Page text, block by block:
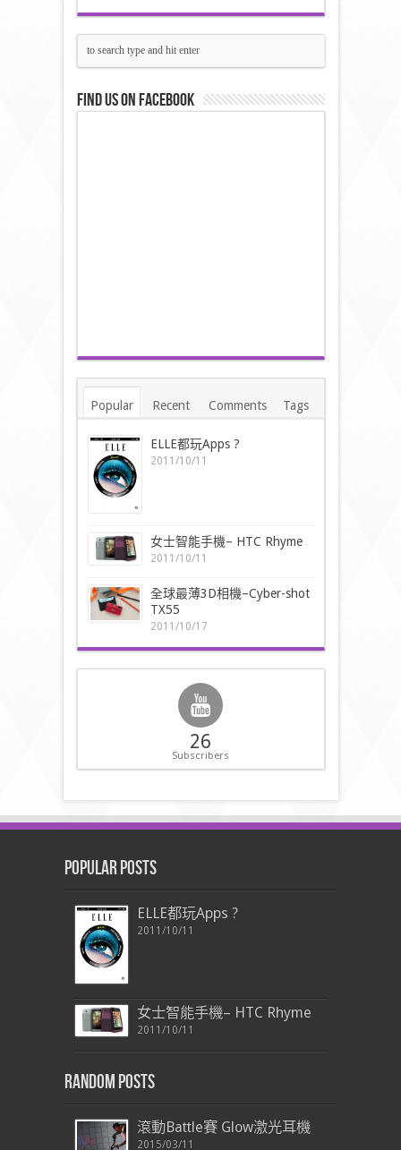
Find us on Facebook
Popular Recent Comments Tags
ELLE都玩Apps ?
2011/10/11
女士智能手機– HTC Rhyme
2011/10/11
全球最薄3D相機–Cyber-shot
TX55
2011/10/17
26
Subscribers
Popular Posts
ELLE都玩Apps ?
2011/10/11
女士智能手機– HTC Rhyme
2011/10/11
Random Posts
滾動Battle賽 Glow激光耳機
2015/03/11